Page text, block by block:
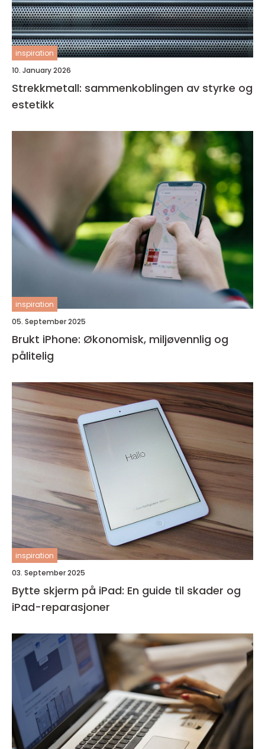
inspiration
10. January 2026
Strekkmetall: sammenkoblingen av styrke og
estetikk
inspiration
05. September 2025
Brukt iPhone: Økonomisk, miljøvennlig og
pålitelig
inspiration
03. September 2025
Bytte skjerm på iPad: En guide til skader og
iPad-reparasjoner